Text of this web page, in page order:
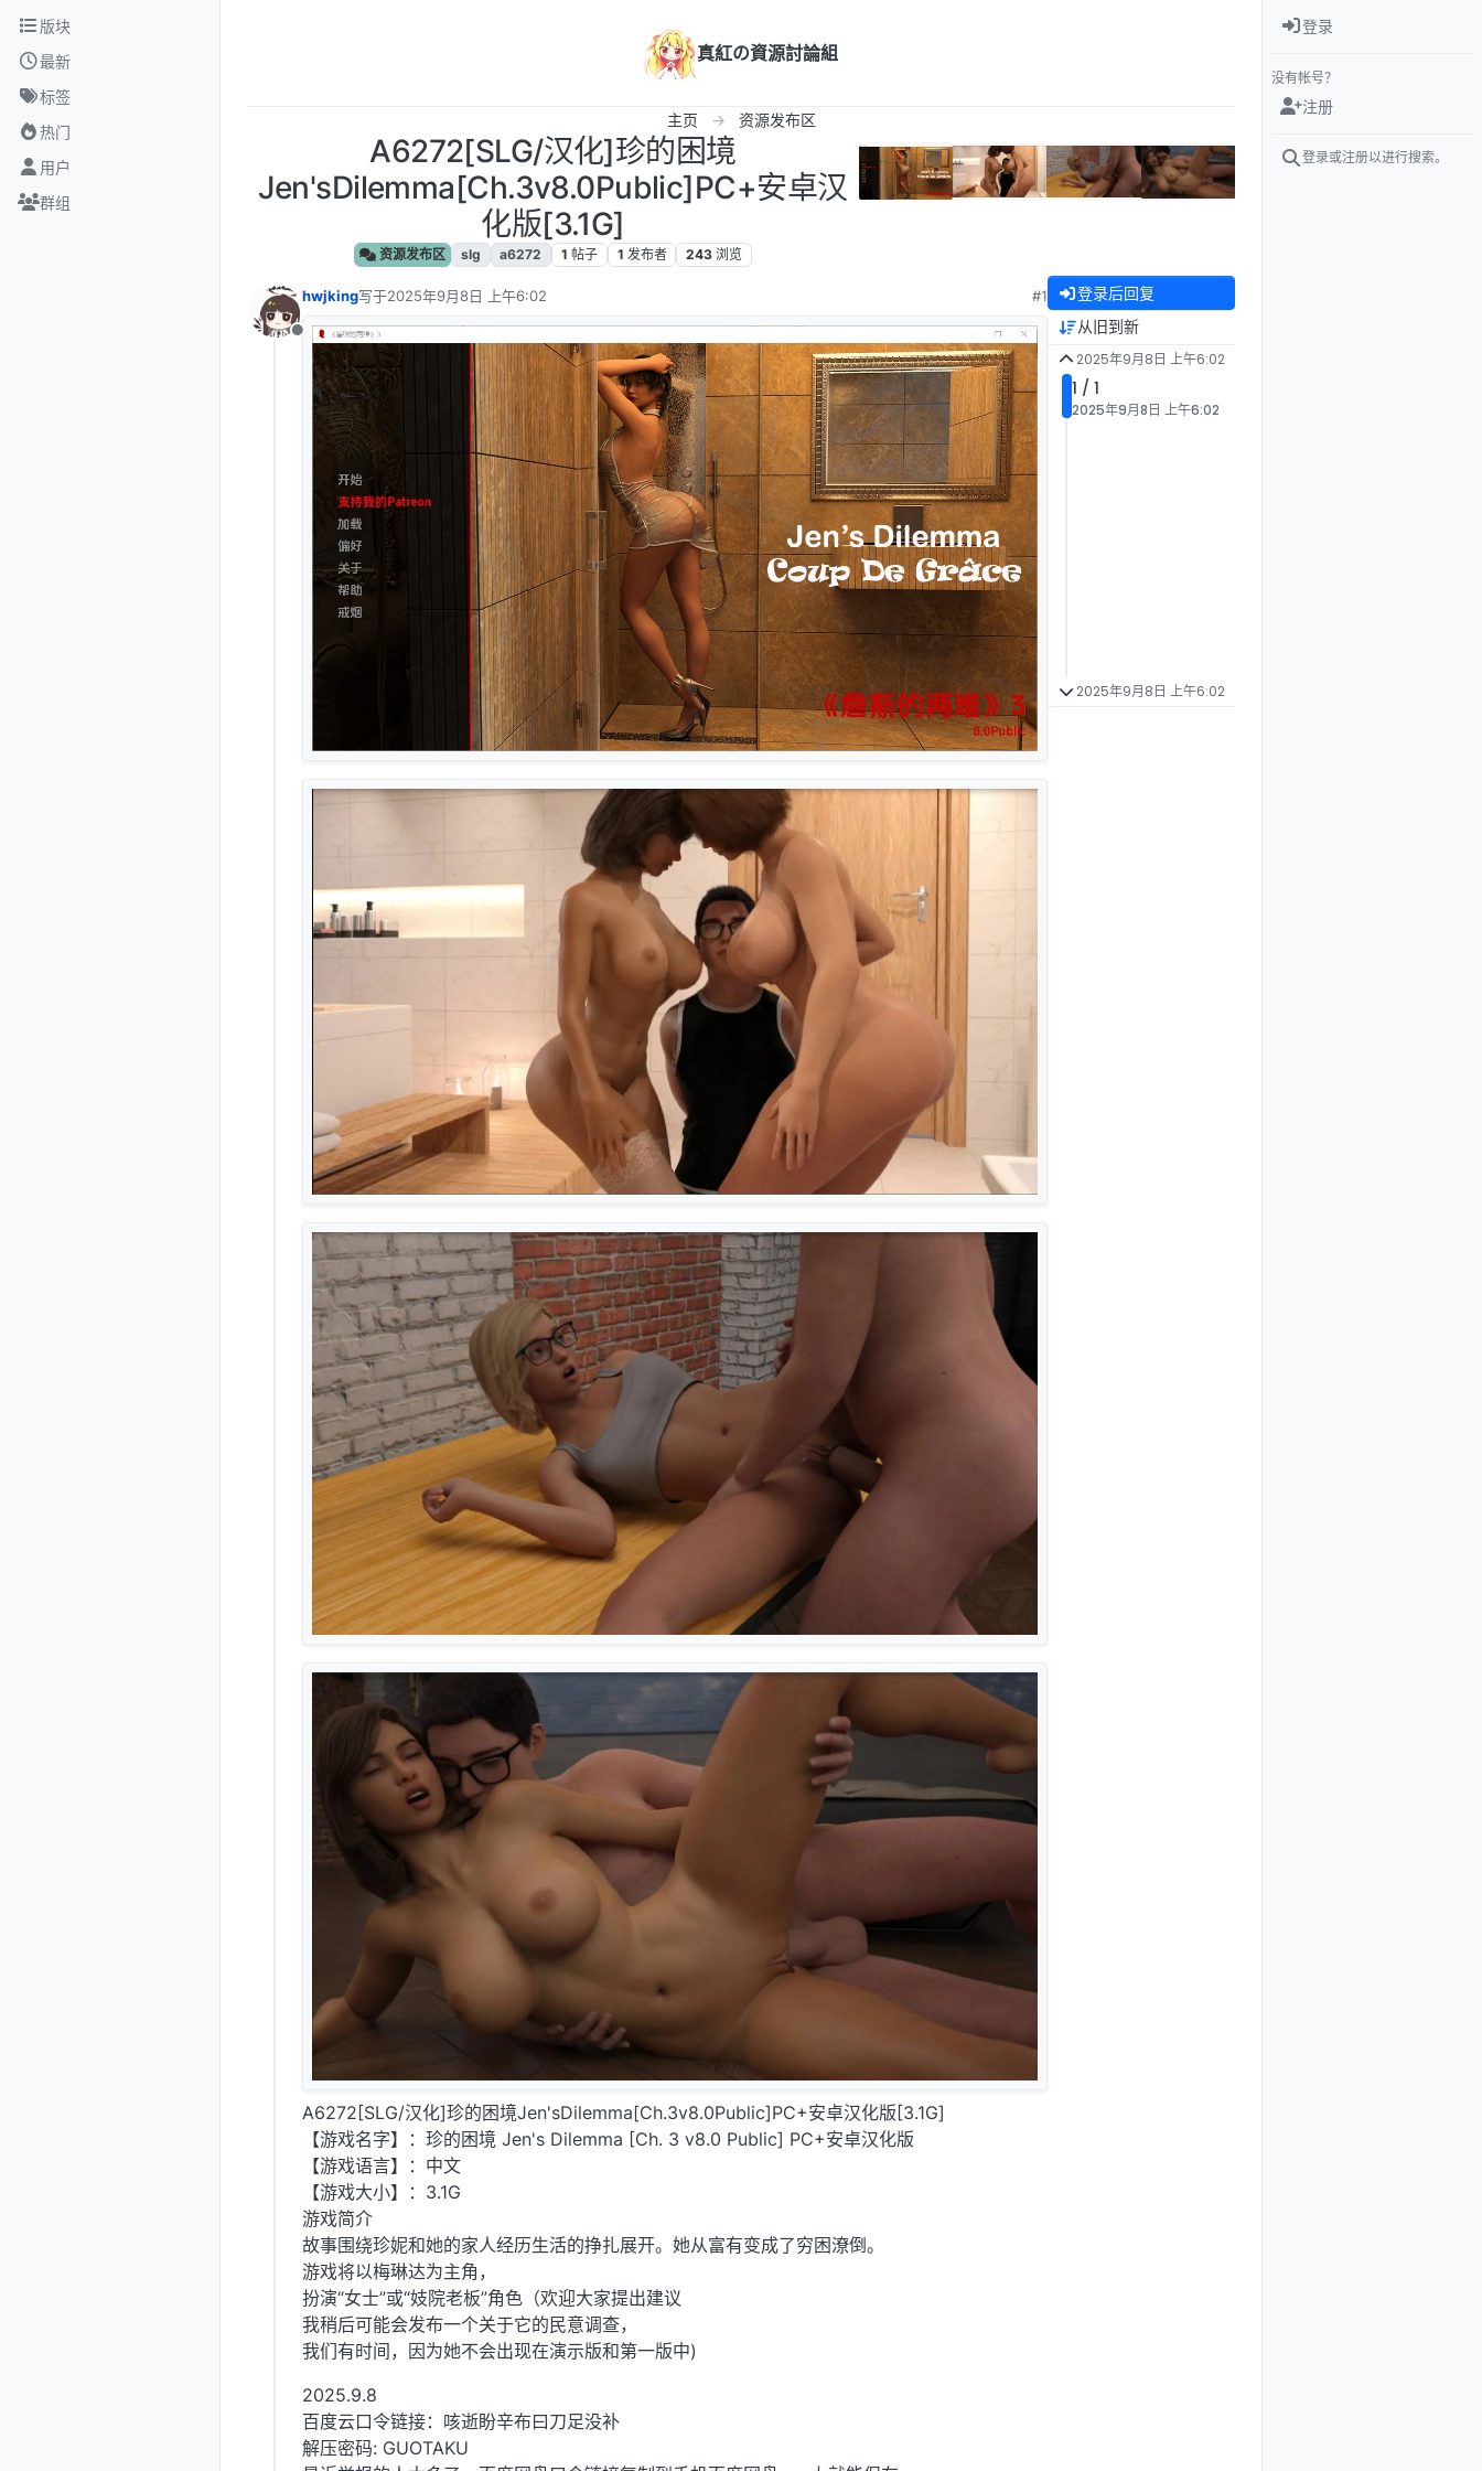
跳转至内容
版块
最新
标签
热门
用户
群组
真紅の資源討論組
主页 资源发布区
A6272[SLG/汉化]珍的困境
Jen'sDilemma[Ch.3v8.0Public]PC+安卓汉
化版[3.1G]
资源发布区 slg a6272 1 帖子 1 发布者 243 浏览
离线
hwjking写于2025年9月8日 上午6:02
最后由 编辑
#1
A6272[SLG/汉化]珍的困境Jen'sDilemma[Ch.3v8.0Public]PC+安卓汉化版[3.1G]
【游戏名字】：珍的困境 Jen's Dilemma [Ch. 3 v8.0 Public] PC+安卓汉化版
【游戏语言】：中文
【游戏大小】：3.1G
游戏简介
故事围绕珍妮和她的家人经历生活的挣扎展开。她从富有变成了穷困潦倒。
游戏将以梅琳达为主角，
扮演“女士”或“妓院老板”角色（欢迎大家提出建议
我稍后可能会发布一个关于它的民意调查，
我们有时间，因为她不会出现在演示版和第一版中)
2025.9.8
百度云口令链接：咳逝盼辛布曰刀足没补
解压密码: GUOTAKU
登录后回复
从旧到新
2025年9月8日 上午6:02
1 / 1
2025年9月8日 上午6:02
2025年9月8日 上午6:02
登录
没有帐号？
注册
登录或注册以进行搜索。